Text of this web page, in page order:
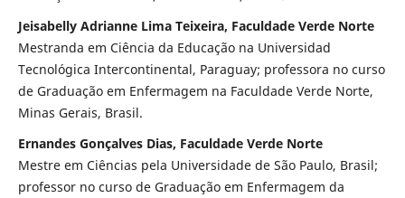
Jeisabelly Adrianne Lima Teixeira, Faculdade Verde Norte
Mestranda em Ciência da Educação na Universidad
Tecnológica Intercontinental, Paraguay; professora no curso
de Graduação em Enfermagem na Faculdade Verde Norte,
Minas Gerais, Brasil.
Ernandes Gonçalves Dias, Faculdade Verde Norte
Mestre em Ciências pela Universidade de São Paulo, Brasil;
professor no curso de Graduação em Enfermagem da